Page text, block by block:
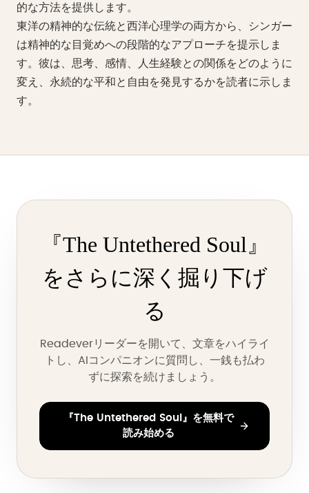
的な方法を提供します。
東洋の精神的な伝統と西洋心理学の両方から、シンガー
は精神的な目覚めへの段階的なアプローチを提示しま
す。彼は、思考、感情、人生経験との関係をどのように
変え、永続的な平和と自由を発見するかを読者に示しま
す。
『The Untethered Soul』
をさらに深く掘り下げ
る
Readeverリーダーを開いて、文章をハイライ
トし、AIコンパニオンに質問し、一銭も払わ
ずに探索を続けましょう。
『The Untethered Soul』を無料で
読み始める